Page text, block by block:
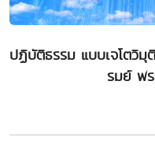
ปฏิบัติธรรม แบบเจโตวิ
รมย์ พ